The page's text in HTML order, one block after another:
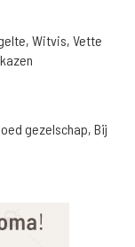
Witvis, Vette
gezelschap, Bij